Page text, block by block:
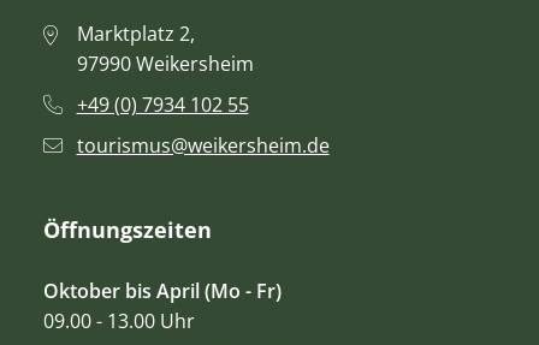
Marktplatz 2,
97990 Weikersheim
+49 (0) 7934 102 55
tourismus@weikersheim.de
Öffnungszeiten
Oktober bis April (Mo - Fr)
09.00 - 13.00 Uhr